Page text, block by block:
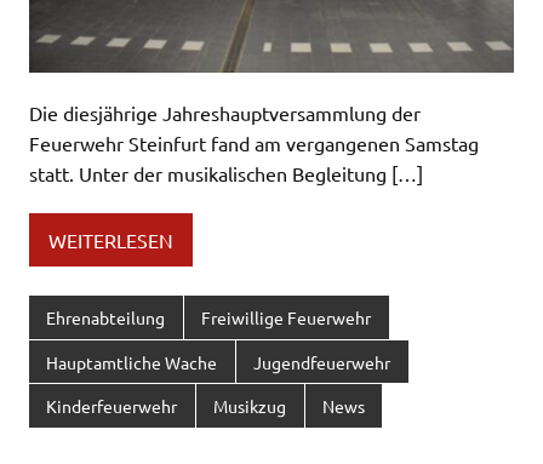
Die diesjährige Jahreshauptversammlung der
Feuerwehr Steinfurt fand am vergangenen Samstag
statt. Unter der musikalischen Begleitung […]
WEITERLESEN
Ehrenabteilung Freiwillige Feuerwehr
Hauptamtliche Wache Jugendfeuerwehr
Kinderfeuerwehr Musikzug News